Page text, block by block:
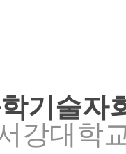
기술자
강대학